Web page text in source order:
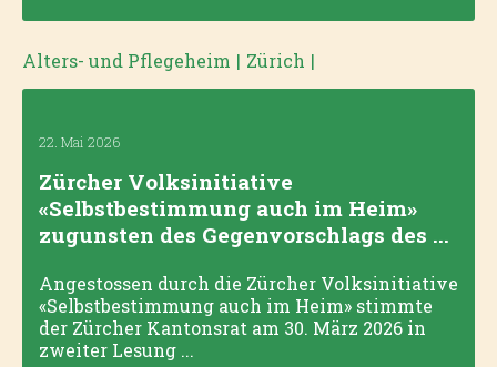
Alters- und Pflegeheim | Zürich |
22. Mai 2026
Zürcher Volksinitiative
«Selbstbestimmung auch im Heim»
zugunsten des Gegenvorschlags des ...
Angestossen durch die Zürcher Volksinitiative
«Selbstbestimmung auch im Heim» stimmte
der Zürcher Kantonsrat am 30. März 2026 in
zweiter Lesung ...